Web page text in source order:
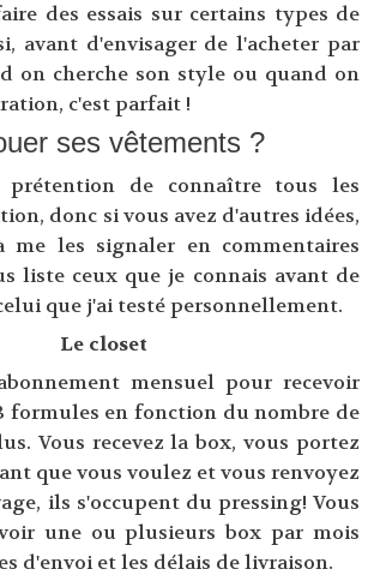
des essais sur certains types de
avant d'envisager de l'acheter par
on cherche son style ou quand on
c'est parfait !
ses vêtements ?
de connaître tous les
donc si vous avez d'autres idées,
me les signaler en commentaires
liste ceux que je connais avant de
que j'ai testé personnellement.
Le closet
mensuel pour recevoir
formules en fonction du nombre de
Vous recevez la box, vous portez
que vous voulez et vous renvoyez
ils s'occupent du pressing! Vous
une ou plusieurs box par mois
d'envoi et les délais de livraison.